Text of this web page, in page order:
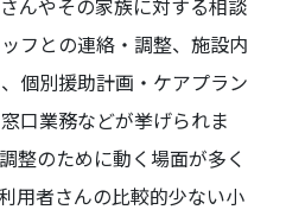
んやその家族に対する相談
フとの連絡・調整、施設内
個別援助計画・ケアプラン
口業務などが挙げられま
整のために動く場面が多く
用者さんの比較的少ない小